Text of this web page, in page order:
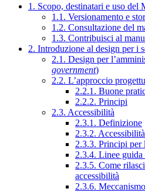
1. Scopo, destinatari e uso del
1.1. Versionamento e
1.2. Consultazione del
1.3. Contribuisci al
2. Introduzione al design per i
2.1. Design per
government)
2.2. L’approccio
2.2.1. Buone
2.2.2. Principi
2.3. Accessibilità
2.3.1. Definizione
2.3.2.
2.3.3. Principi per
2.3.4. Linee guida
2.3.5. Come
accessibilità
2.3.6.